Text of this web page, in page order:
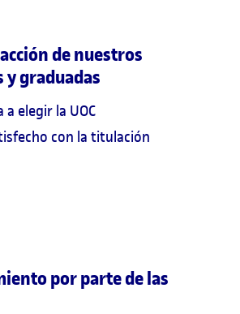
de nuestros
y graduadas
a elegir la UOC
con la titulación
por parte de las